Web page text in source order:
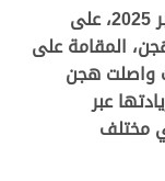
اسدل الستار مساء اليوم الجمعة 5 ديسمبر 2025، على
المقامة على
واصلت هجن
عبر
مختلف